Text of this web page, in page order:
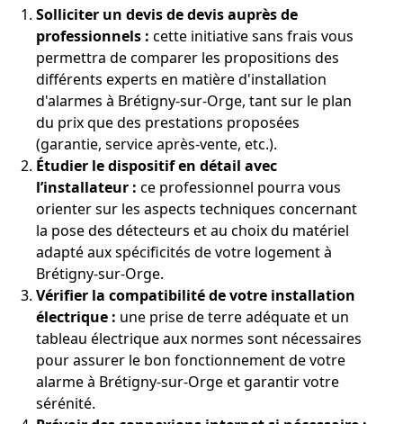
Solliciter un devis de devis auprès de
professionnels : cette initiative sans frais vous
permettra de comparer les propositions des
différents experts en matière d'installation
d'alarmes à Brétigny-sur-Orge, tant sur le plan
du prix que des prestations proposées
(garantie, service après-vente, etc.).
Étudier le dispositif en détail avec
l’installateur : ce professionnel pourra vous
orienter sur les aspects techniques concernant
la pose des détecteurs et au choix du matériel
adapté aux spécificités de votre logement à
Brétigny-sur-Orge.
Vérifier la compatibilité de votre installation
électrique : une prise de terre adéquate et un
tableau électrique aux normes sont nécessaires
pour assurer le bon fonctionnement de votre
alarme à Brétigny-sur-Orge et garantir votre
sérénité.